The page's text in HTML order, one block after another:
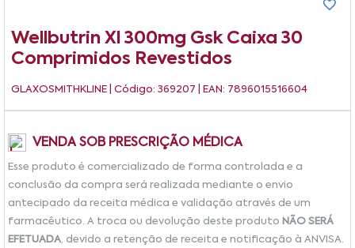
Wellbutrin Xl 300mg Gsk Caixa 30
Comprimidos Revestidos
GLAXOSMITHKLINE | Código: 369207 | EAN: 7896015516604
VENDA SOB PRESCRIÇÃO MÉDICA
Esse produto é comercializado de forma controlada e a
conclusão da compra será realizada mediante o envio
antecipado da receita médica e validação através de um
farmacêutico. A troca ou devolução deste produto NÃO SERÁ
EFETUADA, devido a retenção de receita e notificação à ANVISA.